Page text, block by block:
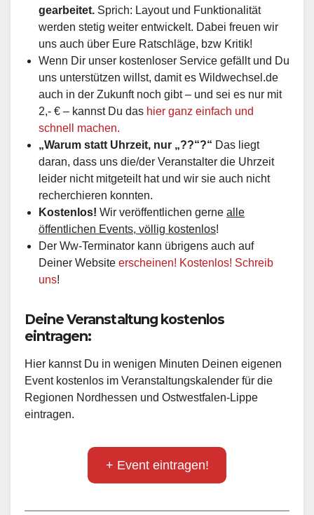
gearbeitet. Sprich: Layout und Funktionalität
werden stetig weiter entwickelt. Dabei freuen wir
uns auch über Eure Ratschläge, bzw Kritik!
Wenn Dir unser kostenloser Service gefällt und Du
uns unterstützen willst, damit es Wildwechsel.de
auch in der Zukunft noch gibt – und sei es nur mit
2,- € – kannst Du das hier ganz einfach und
schnell machen.
„Warum statt Uhrzeit, nur „??“?“ Das liegt
daran, dass uns die/der Veranstalter die Uhrzeit
leider nicht mitgeteilt hat und wir sie auch nicht
recherchieren konnten.
Kostenlos! Wir veröffentlichen gerne alle
öffentlichen Events, völlig kostenlos!
Der Ww-Terminator kann übrigens auch auf
Deiner Website erscheinen! Kostenlos! Schreib
uns!
Deine Veranstaltung kostenlos
eintragen:
Hier kannst Du in wenigen Minuten Deinen eigenen
Event kostenlos im Veranstaltungskalender für die
Regionen Nordhessen und Ostwestfalen-Lippe
eintragen.
+ Event eintragen!